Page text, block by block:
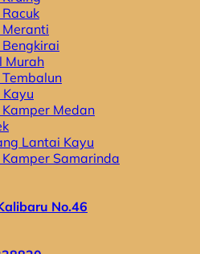
Racuk
Meranti
Bengkirai
Murah
Tembalun
Kayu
Kamper Medan
Lantai Kayu
Kamper Samarinda
No.46